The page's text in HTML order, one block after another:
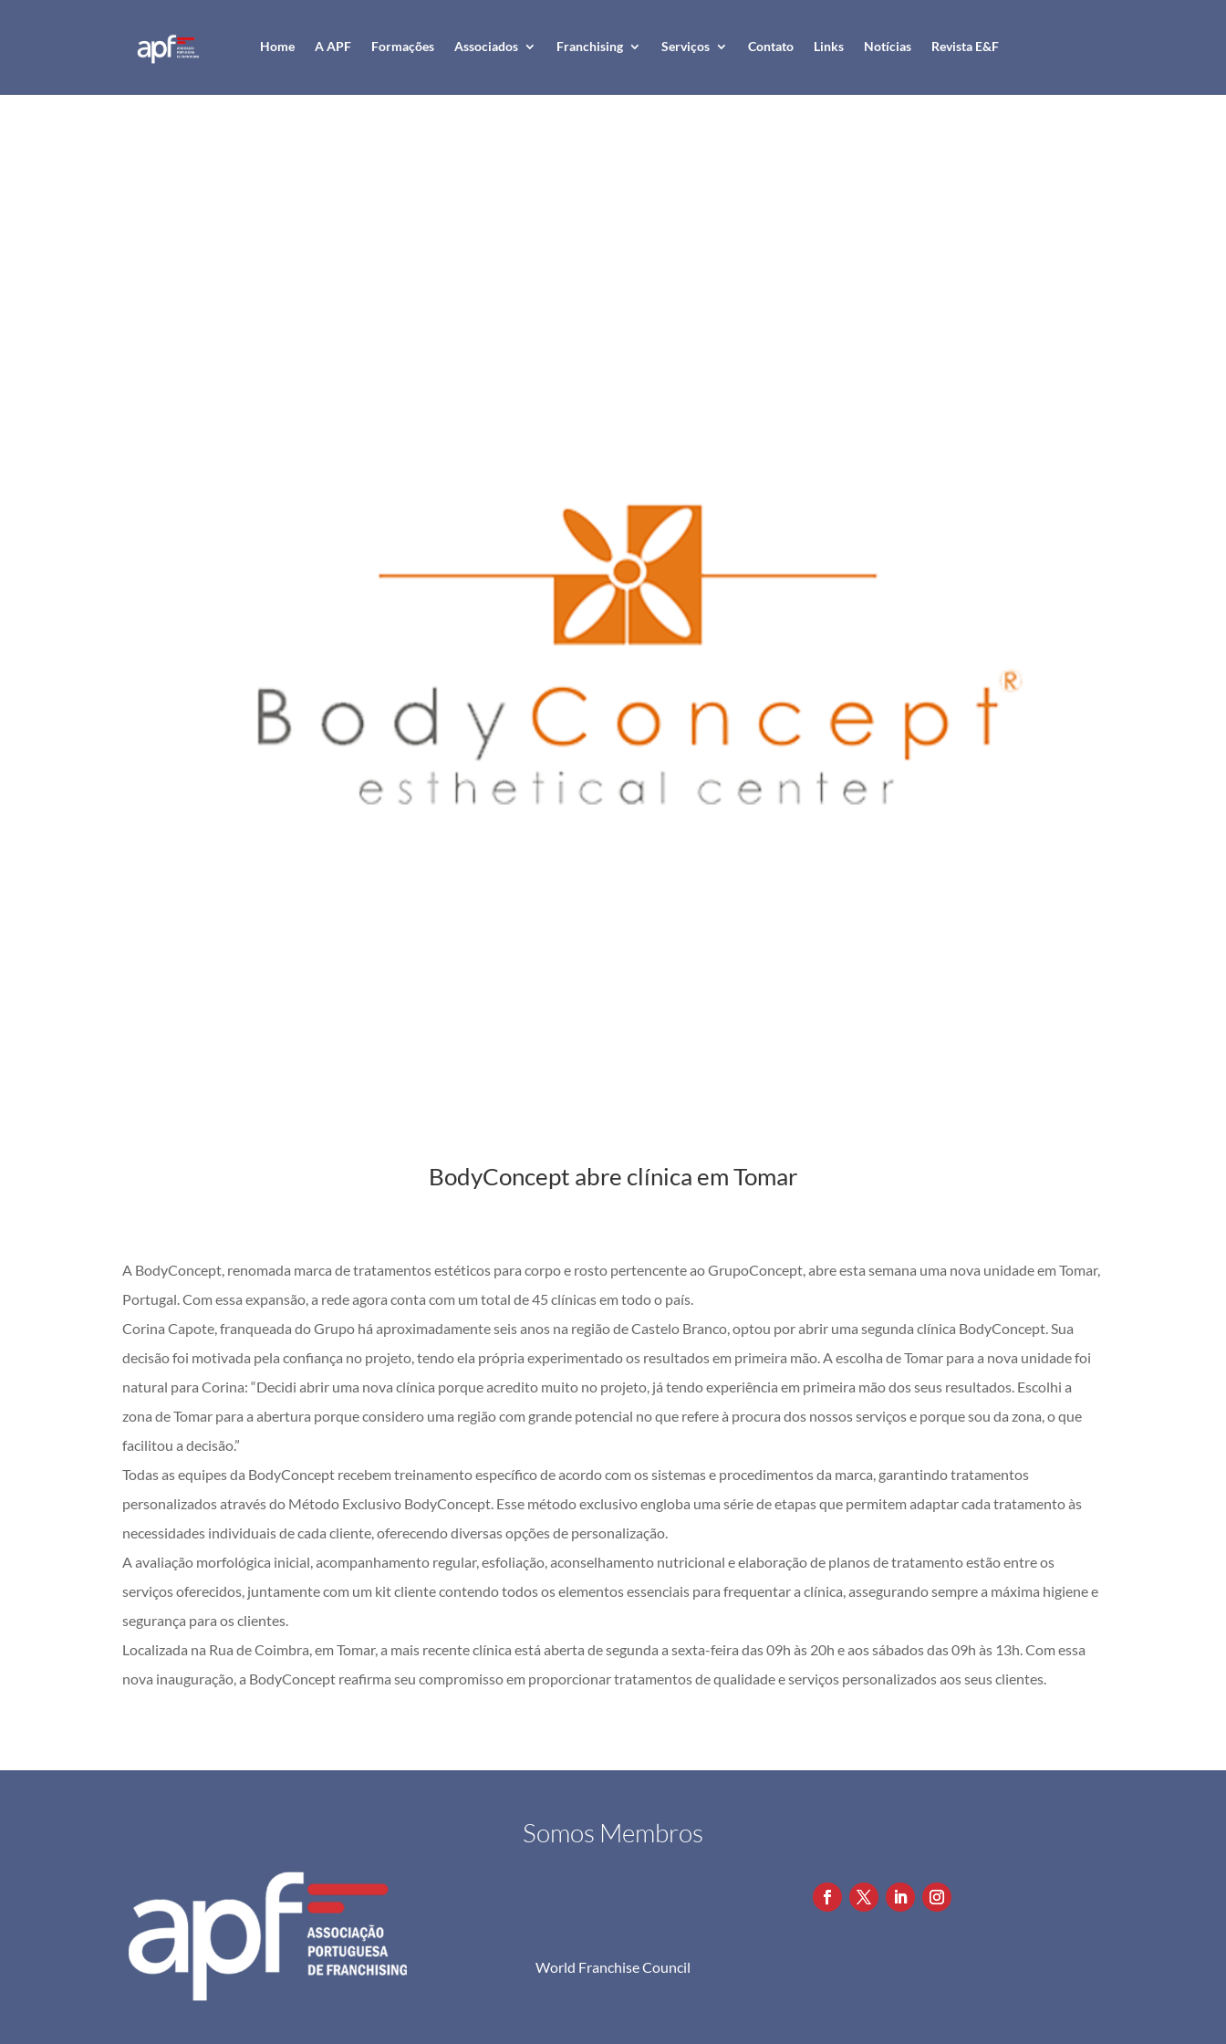
Home A APF Formações Associados Franchising Serviços Contato Links Notícias Revista E&F
BodyConcept abre clínica em Tomar
A BodyConcept, renomada marca de tratamentos estéticos para corpo e rosto pertencente ao GrupoConcept, abre esta semana uma nova unidade em Tomar,
Portugal. Com essa expansão, a rede agora conta com um total de 45 clínicas em todo o país.
Corina Capote, franqueada do Grupo há aproximadamente seis anos na região de Castelo Branco, optou por abrir uma segunda clínica BodyConcept. Sua
decisão foi motivada pela confiança no projeto, tendo ela própria experimentado os resultados em primeira mão. A escolha de Tomar para a nova unidade foi
natural para Corina: “Decidi abrir uma nova clínica porque acredito muito no projeto, já tendo experiência em primeira mão dos seus resultados. Escolhi a
zona de Tomar para a abertura porque considero uma região com grande potencial no que refere à procura dos nossos serviços e porque sou da zona, o que
facilitou a decisão.”
Todas as equipes da BodyConcept recebem treinamento específico de acordo com os sistemas e procedimentos da marca, garantindo tratamentos
personalizados através do Método Exclusivo BodyConcept. Esse método exclusivo engloba uma série de etapas que permitem adaptar cada tratamento às
necessidades individuais de cada cliente, oferecendo diversas opções de personalização.
A avaliação morfológica inicial, acompanhamento regular, esfoliação, aconselhamento nutricional e elaboração de planos de tratamento estão entre os
serviços oferecidos, juntamente com um kit cliente contendo todos os elementos essenciais para frequentar a clínica, assegurando sempre a máxima higiene e
segurança para os clientes.
Localizada na Rua de Coimbra, em Tomar, a mais recente clínica está aberta de segunda a sexta-feira das 09h às 20h e aos sábados das 09h às 13h. Com essa
nova inauguração, a BodyConcept reafirma seu compromisso em proporcionar tratamentos de qualidade e serviços personalizados aos seus clientes.
Somos Membros
World Franchise Council